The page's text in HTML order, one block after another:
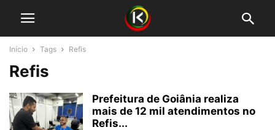
Início Tags Refis
Refis
Prefeitura de Goiânia realiza
mais de 12 mil atendimentos no
Refis...